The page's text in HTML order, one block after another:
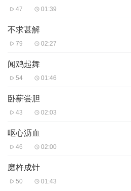
47 01:39
不求甚解
79 02:27
闻鸡起舞
54 01:46
卧薪尝胆
43 02:03
呕心沥血
46 02:00
磨杵成针
50 01:43